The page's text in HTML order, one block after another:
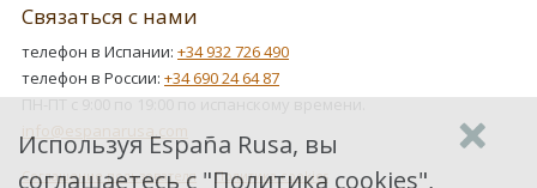
Связаться с нами
телефон в Испании: +34 932 726 490
телефон в России: +34 690 24 64 87
ПН-ПТ с 9:00 по 19:00 по испанскому времени.
info@espanarusa.com
Соглашение пользователя
Политика cookies
Используя España Rusa, вы
соглашаетесь с "Политика cookies",